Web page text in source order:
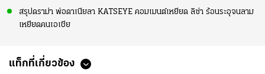
สรุปดราม่า พ่อดาเนียลา KATSEYE คอมเมนต์เหยียด ลิซ่า ร้อนระอุจนลาม
เหยียดคนเอเชีย
แท็กที่เกี่ยวข้อง